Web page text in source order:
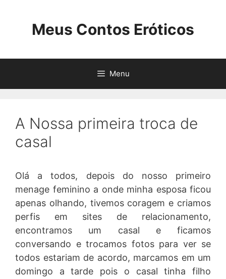
Meus Contos Eróticos
Menu
A Nossa primeira troca de
casal
Olá a todos, depois do nosso primeiro
menage feminino a onde minha esposa ficou
apenas olhando, tivemos coragem e criamos
perfis em sites de relacionamento,
encontramos um casal e ficamos
conversando e trocamos fotos para ver se
todos estariam de acordo, marcamos em um
domingo a tarde pois o casal tinha filho